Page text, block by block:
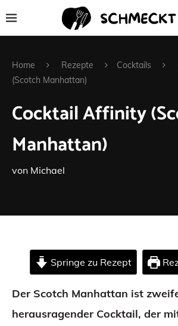
Home Rezepte Cocktails
(Scotch Manhattan)
Cocktail Affinity
Manhattan)
von Michael
Springe zu Rezept
Der Scotch Manhattan ist
herausragender Cocktail, der